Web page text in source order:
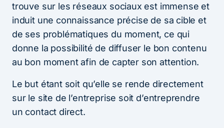
trouve sur les réseaux sociaux est immense et
induit une connaissance précise de sa cible et
de ses problématiques du moment, ce qui
donne la possibilité de diffuser le bon contenu
au bon moment afin de capter son attention.
Le but étant soit qu’elle se rende directement
sur le site de l’entreprise soit d’entreprendre
un contact direct.